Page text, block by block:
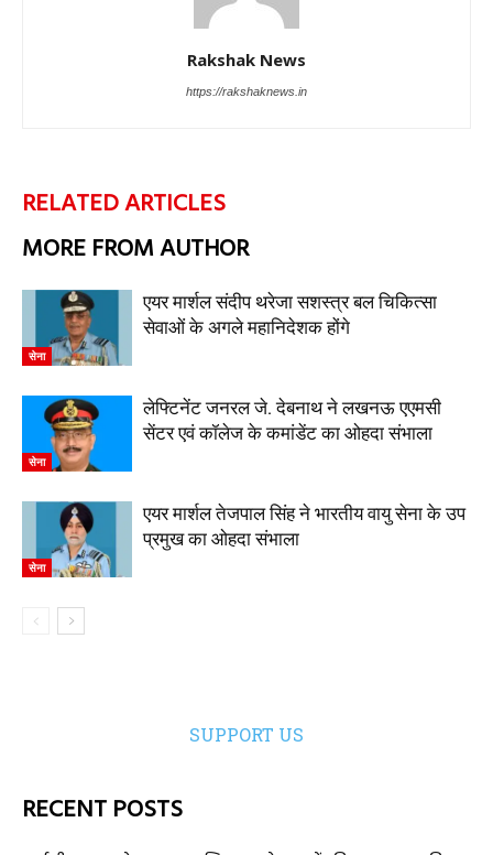
Rakshak News
https://rakshaknews.in
RELATED ARTICLES
MORE FROM AUTHOR
सेना
एयर मार्शल संदीप थरेजा सशस्त्र बल चिकित्सा
सेवाओं के अगले महानिदेशक होंगे
सेना
लेफ्टिनेंट जनरल जे. देबनाथ ने लखनऊ एएमसी
सेंटर एवं कॉलेज के कमांडेंट का ओहदा संभाला
सेना
एयर मार्शल तेजपाल सिंह ने भारतीय वायु सेना के उप
प्रमुख का ओहदा संभाला
SUPPORT US
RECENT POSTS